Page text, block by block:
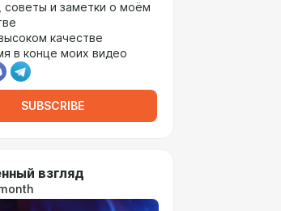
советы и заметки о моём
качестве
в конце моих видео
SUBSCRIBE
взгляд